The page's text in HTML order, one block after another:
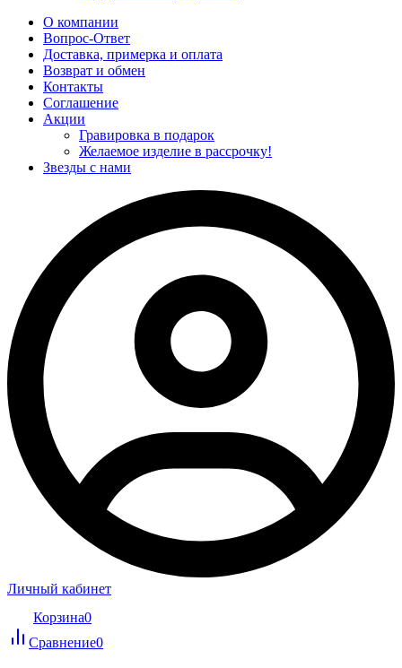
О компании
Вопрос-Ответ
Доставка, примерка и оплата
Возврат и обмен
Контакты
Соглашение
Акции
Гравировка в подарок
Желаемое изделие в рассрочку!
Звезды с нами
Личный кабинет
Корзина0
Сравнение0